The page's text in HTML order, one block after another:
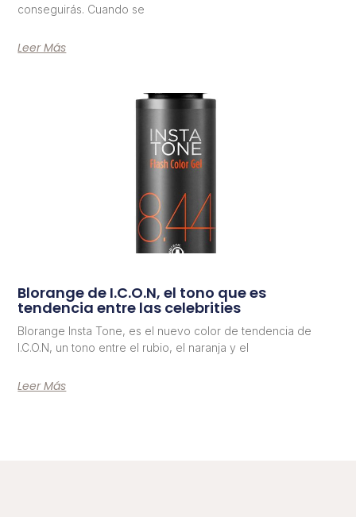
conseguirás. Cuando se
Leer Más
Blorange de I.C.O.N, el tono que es
tendencia entre las celebrities
Blorange Insta Tone, es el nuevo color de tendencia de
I.C.O.N, un tono entre el rubio, el naranja y el
Leer Más